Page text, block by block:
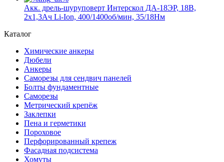
Акк. дрель-шуруповерт Интерскол ДА-18ЭР, 18В,
2х1,3Ач Li-Ion, 400/1400об/мин, 35/18Нм
Каталог
Химические анкеры
Дюбели
Анкеры
Саморезы для сендвич панелей
Болты фундаментные
Саморезы
Метрический крепёж
Заклепки
Пена и герметики
Пороховое
Перфорированный крепеж
Фасадная подсистема
Хомуты